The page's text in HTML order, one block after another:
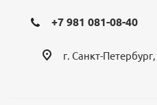
+7 981 081-08-40
г. Санкт-